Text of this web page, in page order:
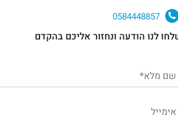
0584448857
לנו הודעה ונחזור אליכם בהקדם